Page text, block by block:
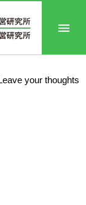
your thoughts